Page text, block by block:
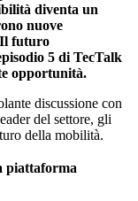
diventa un
nuove
Il futuro
5 di TecTalk
opportunità.
discussione con
del settore, gli
della mobilità.
piattaforma